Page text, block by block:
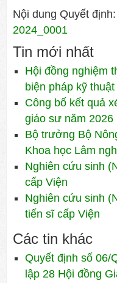
Nội dung Quyết định:
2024_0001
Tin mới nhất
Hội đồng nghiệm
biện pháp kỹ
Công bố kết quả
giáo sư năm 2026
Bộ trưởng Bộ
Khoa học Lâm
Nghiên cứu sinh
cấp Viện
Nghiên cứu sinh
tiến sĩ cấp Viện
Các tin khác
Quyết định số 06/
lập 28 Hội đồng